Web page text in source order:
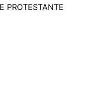
PROTESTANTE